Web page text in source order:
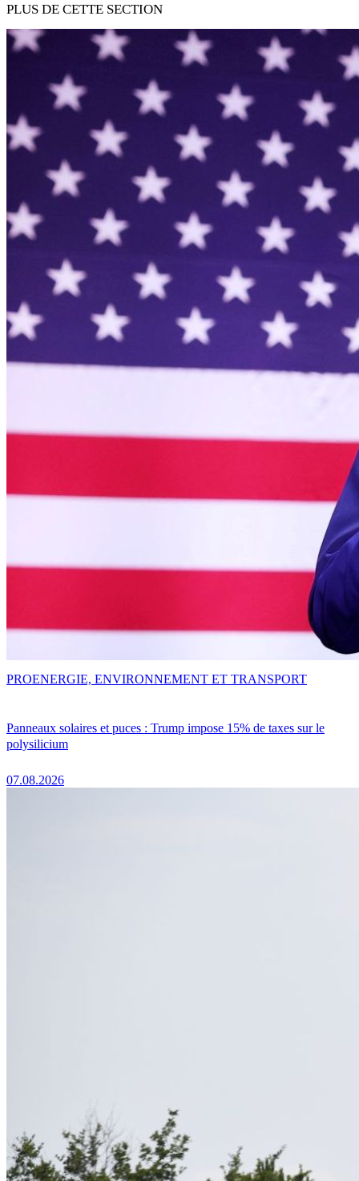
PLUS DE CETTE SECTION
Panneaux solaires et puces : Trump impose 15% de taxes sur le
polysilicium
07.08.2026
PROENERGIE, ENVIRONNEMENT ET TRANSPORT